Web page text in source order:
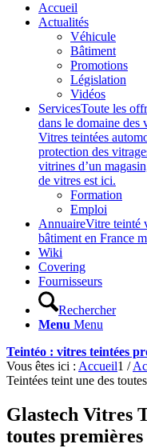
Accueil
Actualités
Véhicule
Bâtiment
Promotions
Législation
Vidéos
ServicesToute les
dans le domaine des
Vitres teintées
protection des
vitrines d’un
de vitres est ici.
Formation
Emploi
AnnuaireVitre teinté
bâtiment en France
Wiki
Covering
Fournisseurs
Rechercher
Menu Menu
Teintéo : vitres teintées
Vous êtes ici : Accueil1 /
Teintées teint une des
Glastech Vitres
toutes